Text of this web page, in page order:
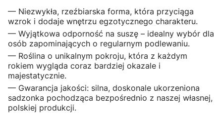
— Niezwykła, rzeźbiarska forma, która przyciąga
wzrok i dodaje wnętrzu egzotycznego charakteru.
— Wyjątkowa odporność na suszę – idealny wybór dla
osób zapominających o regularnym podlewaniu.
— Roślina o unikalnym pokroju, która z każdym
rokiem wygląda coraz bardziej okazale i
majestatycznie.
— Gwarancja jakości: silna, doskonale ukorzeniona
sadzonka pochodząca bezpośrednio z naszej własnej,
polskiej produkcji.